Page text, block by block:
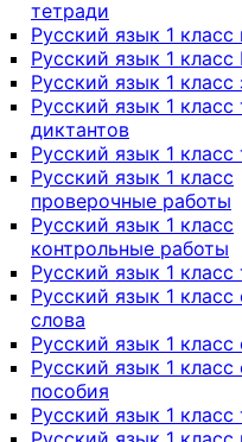
тетради
Русский язык 1 класс
Русский язык 1
Русский язык 1 класс
Русский язык 1 класс
диктантов
Русский язык 1 класс
Русский язык 1 класс
проверочные работы
Русский язык 1 класс
контрольные работы
Русский язык 1 класс
Русский язык 1
слова
Русский язык 1 класс
Русский язык 1
пособия
Русский язык 1